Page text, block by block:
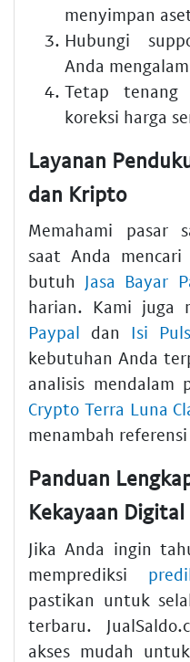
menyimpan
Hubungi
Anda
Tetap tenang
koreksi harga
Layanan
dan Kripto
Memahami pasar
saat Anda mencari
butuh Jasa Bayar
harian. Kami juga
Paypal dan Isi
kebutuhan Anda
analisis mendalam
Crypto Terra Luna
menambah
Panduan
Kekayaan Digital
Jika Anda ingin
memprediksi
pastikan untuk
terbaru.
akses mudah untuk